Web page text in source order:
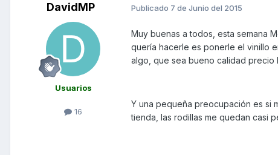
DavidMP
Usuarios
16
Publicado 7 de Junio del 2015
Muy buenas a todos, esta semana
quería hacerle es ponerle el vinillo
algo, que sea bueno calidad
Y una pequeña preocupación es si
tienda, las rodillas me quedan casi